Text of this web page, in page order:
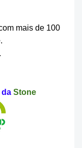
mais de 100
da Stone